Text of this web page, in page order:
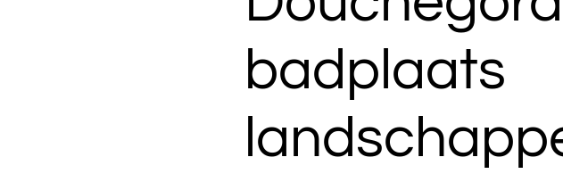
badplaats